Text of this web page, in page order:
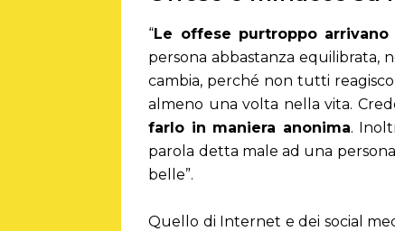
“Le offese purtroppo arrivano
persona abbastanza equilibrata,
cambia, perché non tutti
almeno una volta nella vita.
farlo in maniera anonima.
parola detta male ad una
belle”.
Quello di Internet e dei social